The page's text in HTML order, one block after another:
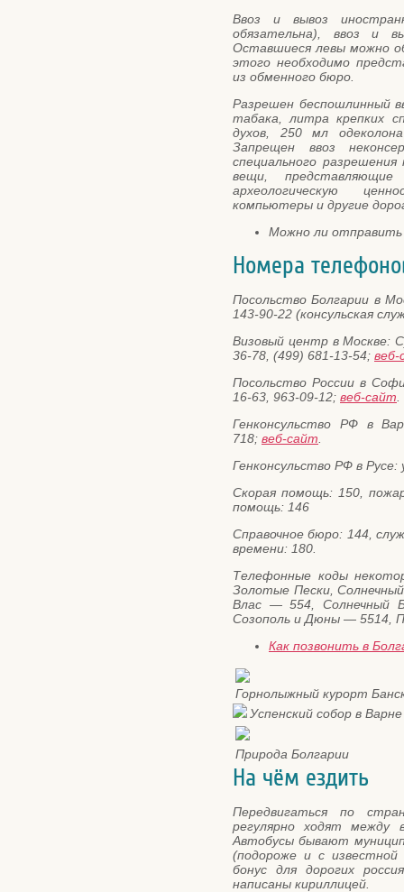
Ввоз и вывоз
обязательна), ввоз и
Оставшиеся левы можно
этого необходимо
из обменного бюро.
Разрешен беспошлинный
табака, литра крепких
духов, 250 мл
Запрещен ввоз
специального
вещи, представляющие
археологическую
компьютеры и другие
Можно ли
Номера
Посольство Болгарии в
143-90-22 (консульская
Визовый центр в Москве:
36-78, (499) 681-13-54; веб-
Посольство России в
16-63, 963-09-12; веб-сайт
Генконсульство РФ в
718; веб-сайт
Генконсульство РФ в
Скорая помощь: 150,
помощь: 146
Справочное бюро: 144,
времени: 180.
Телефонные коды
Золотые Пески,
Влас — 554, Солнечный
Созополь и Дюны — 5514,
Как позвонить в
Горнолыжный курорт
Успенский собор в Варне
Природа Болгарии
На чём ездить
Передвигаться по
регулярно ходят между
Автобусы бывают
(подороже и с
бонус для дорогих
написаны кириллицей.